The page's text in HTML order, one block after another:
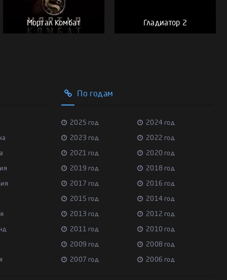
Мортал Комбат Гладиатор 2
По годам
2025 год 2024 год
2023 год 2022 год
2021 год 2020 год
2019 год 2018 год
2017 год 2016 год
2015 год 2014 год
2013 год 2012 год
2011 год 2010 год
2009 год 2008 год
2007 год 2006 год